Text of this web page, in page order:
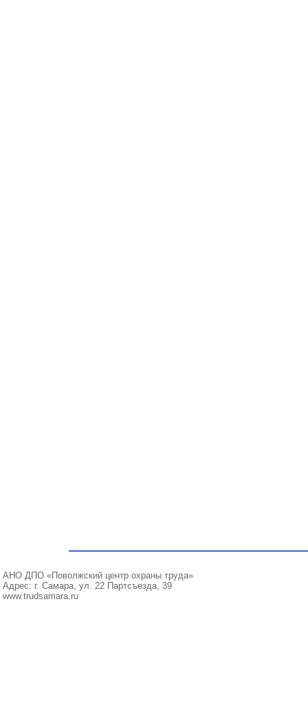
АНО ДПО «Поволжский центр охраны труда»
Адрес: г. Самара, ул. 22 Партсъезда, 39
www.trudsamara.ru